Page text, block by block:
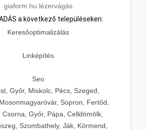
giaform.hu lézervágás
a következő településeken:
Keresőoptimalizálás
Linképítés
Seo
Győr, Miskolc, Pécs, Szeged,
Sopron, Fertőd,
Csorna, Győr, Pápa, Celldömölk,
Szombathely, Ják, Körmend,